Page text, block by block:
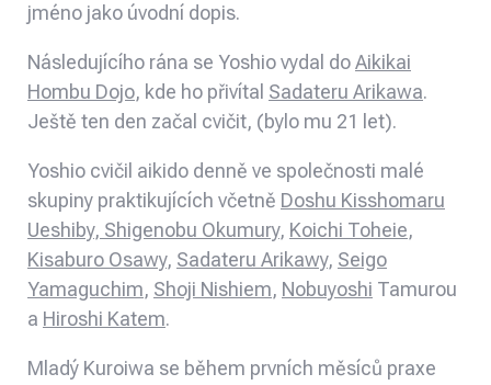
jméno jako úvodní dopis.
Následujícího rána se Yoshio vydal doAikikai
Hombu Dojo, kde ho přivítal Sadateru Arikawa.
Ještě ten den začal cvičit, (bylo mu 21 let).
Yoshio cvičil aikido denně ve společnosti malé
skupiny praktikujících včetně Doshu Kisshomaru
Ueshiby, Shigenobu Okumury, Koichi Toheie,
Kisaburo Osawy, Sadateru Arikawy, Seigo
Yamaguchim, Shoji Nishiem, Nobuyoshi Tamurou
a Hiroshi Katem.
Mladý Kuroiwa se během prvních měsíců praxe